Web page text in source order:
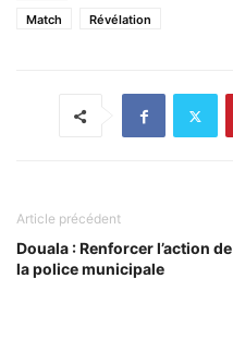
Match
Révélation
Article précédent
Douala : Renforcer l’action de
la police municipale